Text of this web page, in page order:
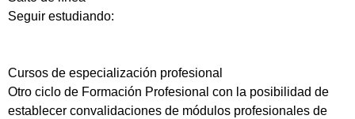
Seguir estudiando:
Cursos de especialización profesional
Otro ciclo de Formación Profesional con la posibilidad de
establecer convalidaciones de módulos profesionales de